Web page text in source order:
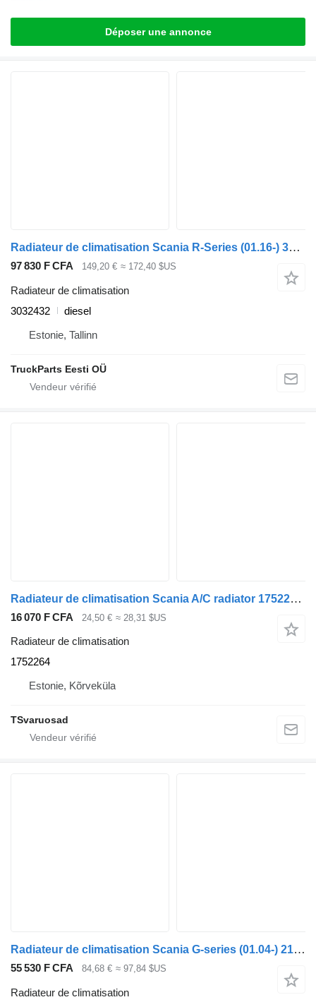
Déposer une annonce
Radiateur de climatisation Scania R-Series (01.16-) 3032432 pour tracteur routier Scania R-Series (01.16-)
97 830 F CFA 149,20 € ≈ 172,40 $US
Radiateur de climatisation
3032432
diesel
Estonie, Tallinn
TruckParts Eesti OÜ
Radiateur de climatisation Scania A/C radiator 1752264 pour tracteur routier Scania
16 070 F CFA 24,50 € ≈ 28,31 $US
Radiateur de climatisation
1752264
Estonie, Kõrveküla
TSvaruosad
Radiateur de climatisation Scania G-series (01.04-) 2105750 pour tracteur routier Scania P,G,R,T-series (2004-2017)
55 530 F CFA 84,68 € ≈ 97,84 $US
Radiateur de climatisation